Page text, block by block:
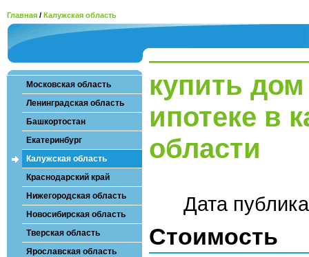
Главная / Калужская область
Московская область
Ленинградская область
Башкортостан
Екатеринбург
Калужская область
Краснодарский край
Нижегородская область
Новосибирская область
Тверская область
Ярославская область
купить
ипотеке в
области
Дата
Стоимость